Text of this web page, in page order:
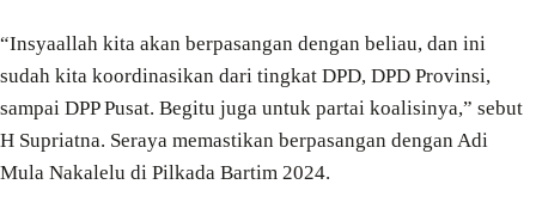
“Insyaallah kita akan berpasangan dengan beliau, dan ini
sudah kita koordinasikan dari tingkat DPD, DPD Provinsi,
sampai DPP Pusat. Begitu juga untuk partai koalisinya,” sebut
H Supriatna. Seraya memastikan berpasangan dengan Adi
Mula Nakalelu di Pilkada Bartim 2024.